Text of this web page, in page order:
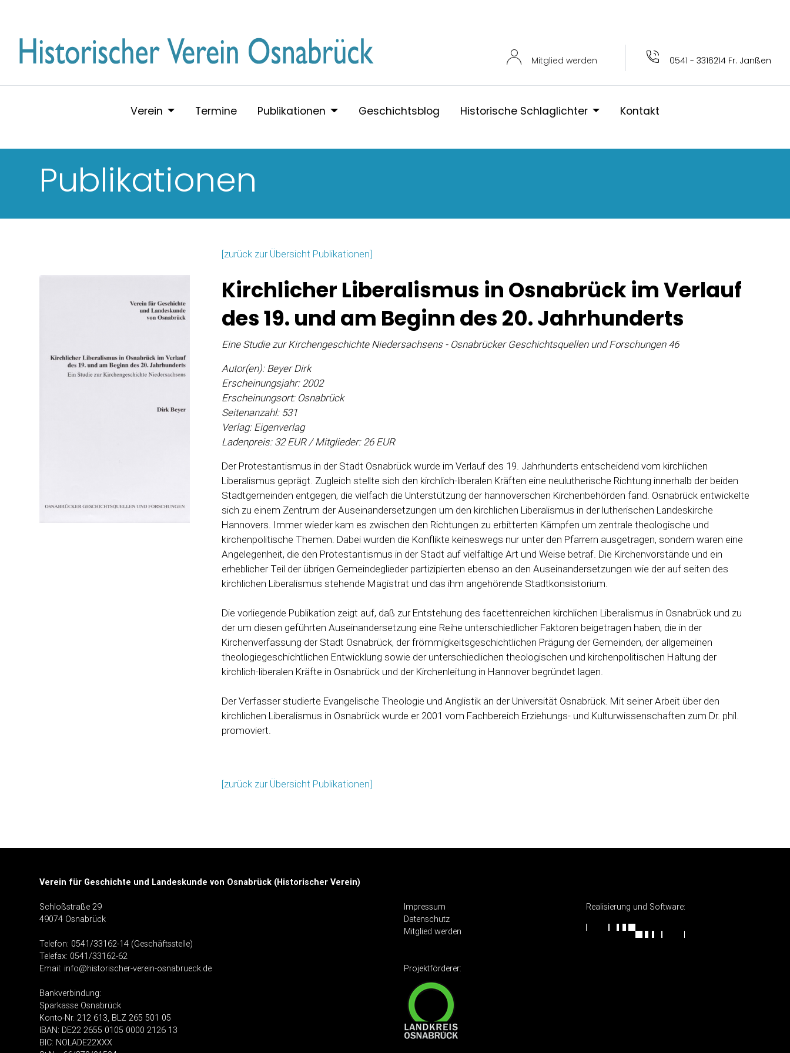
Mitglied werden 0541 - 3316214 Fr. Janßen
Verein Termine Publikationen Geschichtsblog Historische Schlaglichter Kontakt
Publikationen
[zurück zur Übersicht Publikationen]
Kirchlicher Liberalismus in Osnabrück im Verlauf
des 19. und am Beginn des 20. Jahrhunderts
Eine Studie zur Kirchengeschichte Niedersachsens - Osnabrücker Geschichtsquellen und Forschungen 46
Autor(en): Beyer Dirk
Erscheinungsjahr: 2002
Erscheinungsort: Osnabrück
Seitenanzahl: 531
Verlag: Eigenverlag
Ladenpreis: 32 EUR / Mitglieder: 26 EUR
Der Protestantismus in der Stadt Osnabrück wurde im Verlauf des 19. Jahrhunderts entscheidend vom kirchlichen
Liberalismus geprägt. Zugleich stellte sich den kirchlich-liberalen Kräften eine neulutherische Richtung innerhalb der beiden
Stadtgemeinden entgegen, die vielfach die Unterstützung der hannoverschen Kirchenbehörden fand. Osnabrück entwickelte
sich zu einem Zentrum der Auseinandersetzungen um den kirchlichen Liberalismus in der lutherischen Landeskirche
Hannovers. Immer wieder kam es zwischen den Richtungen zu erbitterten Kämpfen um zentrale theologische und
kirchenpolitische Themen. Dabei wurden die Konflikte keineswegs nur unter den Pfarrern ausgetragen, sondern waren eine
Angelegenheit, die den Protestantismus in der Stadt auf vielfältige Art und Weise betraf. Die Kirchenvorstände und ein
erheblicher Teil der übrigen Gemeindeglieder partizipierten ebenso an den Auseinandersetzungen wie der auf seiten des
kirchlichen Liberalismus stehende Magistrat und das ihm angehörende Stadtkonsistorium.
Die vorliegende Publikation zeigt auf, daß zur Entstehung des facettenreichen kirchlichen Liberalismus in Osnabrück und zu
der um diesen geführten Auseinandersetzung eine Reihe unterschiedlicher Faktoren beigetragen haben, die in der
Kirchenverfassung der Stadt Osnabrück, der frömmigkeitsgeschichtlichen Prägung der Gemeinden, der allgemeinen
theologiegeschichtlichen Entwicklung sowie der unterschiedlichen theologischen und kirchenpolitischen Haltung der
kirchlich-liberalen Kräfte in Osnabrück und der Kirchenleitung in Hannover begründet lagen.
Der Verfasser studierte Evangelische Theologie und Anglistik an der Universität Osnabrück. Mit seiner Arbeit über den
kirchlichen Liberalismus in Osnabrück wurde er 2001 vom Fachbereich Erziehungs- und Kulturwissenschaften zum Dr. phil.
promoviert.
[zurück zur Übersicht Publikationen]
Verein für Geschichte und Landeskunde von Osnabrück (Historischer Verein)
Schloßstraße 29
49074 Osnabrück
Telefon: 0541/33162-14 (Geschäftsstelle)
Telefax: 0541/33162-62
Email: info@historischer-verein-osnabrueck.de
Bankverbindung:
Sparkasse Osnabrück
Konto-Nr. 212 613, BLZ 265 501 05
IBAN: DE22 2655 0105 0000 2126 13
BIC: NOLADE22XXX
Impressum
Datenschutz
Mitglied werden
Projektförderer:
Realisierung und Software: